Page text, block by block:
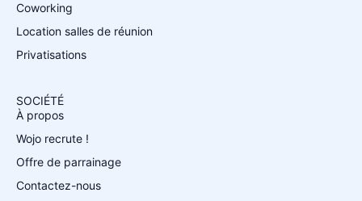
Coworking
Location salles de réunion
Privatisations
SOCIÉTÉ
À propos
Wojo recrute !
Offre de parrainage
Contactez-nous